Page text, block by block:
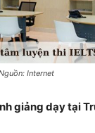
Internet
giảng dạy tại